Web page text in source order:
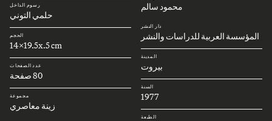
محمود سالم
دار النشر
المؤسسة العربية للدراسات والنشر
المدينة
بيروت
السنة
1977
الطبعة
رسوم الداخل
حلمي التوني
الحجم
14x19.5x.5 cm
عدد الصفحات
80 صفحة
مجموعة
زينة معاصري